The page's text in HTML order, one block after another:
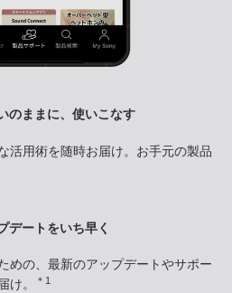
のままに、使いこなす
活用術を随時お届け。お手元の製品
デートをいち早く
めの、最新のアップデートやサポー
け。
＊1